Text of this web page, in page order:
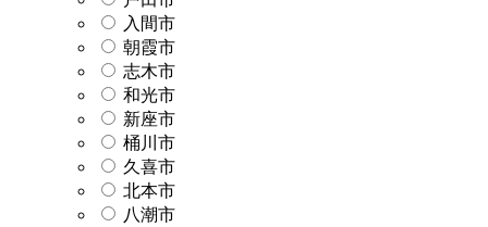
入間市
朝霞市
志木市
和光市
新座市
桶川市
久喜市
北本市
八潮市